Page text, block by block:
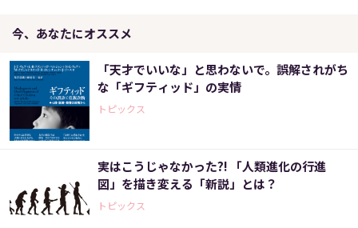
今、あなたにオススメ
「天才でいいな」と思わないで。誤解されがち
な「ギフティッド」の実情
トピックス
実はこうじゃなかった?! 「人類進化の行進
図」を描き変える「新説」とは？
トピックス